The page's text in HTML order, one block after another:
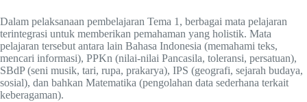
Dalam pelaksanaan pembelajaran Tema 1, berbagai mata pelajaran
terintegrasi untuk memberikan pemahaman yang holistik. Mata
pelajaran tersebut antara lain Bahasa Indonesia (memahami teks,
mencari informasi), PPKn (nilai-nilai Pancasila, toleransi, persatuan),
SBdP (seni musik, tari, rupa, prakarya), IPS (geografi, sejarah budaya,
sosial), dan bahkan Matematika (pengolahan data sederhana terkait
keberagaman).